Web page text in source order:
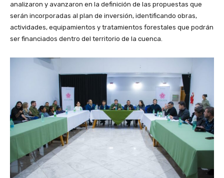
analizaron y avanzaron en la definición de las propuestas que
serán incorporadas al plan de inversión, identificando obras,
actividades, equipamientos y tratamientos forestales que podrán
ser financiados dentro del territorio de la cuenca.